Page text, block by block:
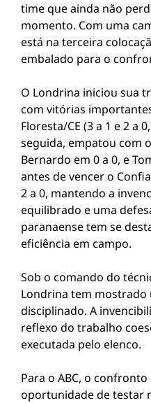
time que ainda não
momento. Com uma
está na terceira
embalado para o
O Londrina iniciou sua
com vitórias
Floresta/CE (3 a 1 e 2 a
seguida, empatou com
Bernardo em 0 a 0, e
antes de vencer o
2 a 0, mantendo a
equilibrado e uma
paranaense tem se
eficiência em campo.
Sob o comando do
Londrina tem
disciplinado. A
reflexo do trabalho
executada pelo elenco.
Para o ABC, o
oportunidade de testar